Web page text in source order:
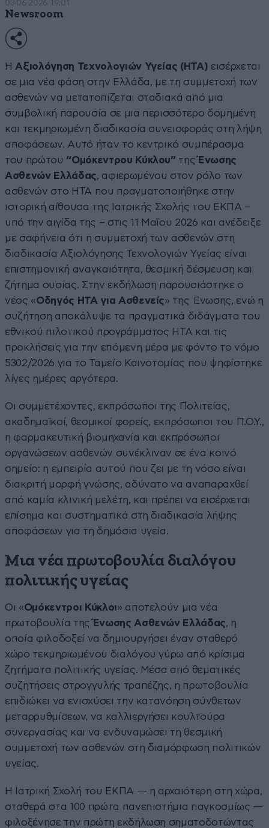
03·06·2026 19:01
Newsroom
Η Αξιολόγηση Τεχνολογιών Υγείας (HTA) εισέρχεται
σε μια νέα φάση στην Ελλάδα, με τη συμμετοχή των
ασθενών να μετατοπίζεται σταδιακά από μια
συμβολική παρουσία σε μια περισσότερο δομημένη
και τεκμηριωμένη διαδικασία συνεισφοράς στη λήψη
αποφάσεων. Αυτό ήταν το κεντρικό συμπέρασμα
του πρώτου “Ομόκεντρου Κύκλου” τηςΈνωσης
Ασθενών Ελλάδας, αφιερωμένου στον ρόλο των
ασθενών στο HTA που πραγματοποιήθηκε στην
ιστορική αίθουσα της Ιατρικής Σχολής του ΕΚΠΑ –
υπό την αιγίδα της – στις 11 Μαΐου 2026 και ανέδειξε
με σαφήνεια ότι η συμμετοχή των ασθενών στη
διαδικασία Αξιολόγησης Τεχνολογιών Υγείας είναι
επιστημονική αναγκαιότητα, θεσμική δέσμευση και
ζήτημα ουσίας. Στην εκδήλωση παρουσιάστηκε ο
νέος «Οδηγός HTA για Ασθενείς» της Ένωσης, ενώ η
συζήτηση αποκάλυψε τα πραγματικά διδάγματα του
εθνικού πιλοτικού προγράμματος HTA και τις
προκλήσεις για την επόμενη μέρα με φόντο το νόμο
5302/2026 για το Ταμείο Καινοτομίας που ψηφίστηκε
λίγες ημέρες αργότερα.
Οι συμμετέχοντες, εκπρόσωποι της Πολιτείας,
ακαδημαϊκοί, θεσμικοί φορείς, εκπρόσωποι του Π.Ο.Υ.,
η φαρμακευτική βιομηχανία και εκπρόσωποι
οργανώσεων ασθενών συνέκλιναν σε ένα κοινό
σημείο: η εμπειρία αυτού που ζει με τη νόσο είναι
διακριτή μορφή γνώσης, αδύνατο να αναπαραχθεί
από καμία κλινική μελέτη, και πρέπει να εισέρχεται
επίσημα και συστηματικά στη διαδικασία λήψης
αποφάσεων για τη δημόσια υγεία.
Μια νέα πρωτοβουλία διαλόγου
πολιτικής υγείας
Οι «Ομόκεντροι Κύκλοι» αποτελούν μια νέα
πρωτοβουλία τηςΈνωσης Ασθενών Ελλάδας, η
οποία φιλοδοξεί να δημιουργήσει έναν σταθερό
χώρο τεκμηριωμένου διαλόγου γύρω από κρίσιμα
ζητήματα πολιτικής υγείας. Μέσα από θεματικές
συζητήσεις στρογγυλής τραπέζης, η πρωτοβουλία
επιδιώκει να ενισχύσει την κατανόηση σύνθετων
μεταρρυθμίσεων, να καλλιεργήσει κουλτούρα
συνεργασίας και να ενδυναμώσει τη θεσμική
συμμετοχή των ασθενών στη διαμόρφωση πολιτικών
υγείας.
Η Ιατρική Σχολή του ΕΚΠΑ — η αρχαιότερη στη χώρα,
σταθερά στα 100 πρώτα πανεπιστήμια παγκοσμίως —
φιλοξένησε την πρώτη εκδήλωση σηματοδοτώντας